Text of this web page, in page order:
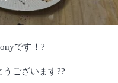
です！?
ございます??